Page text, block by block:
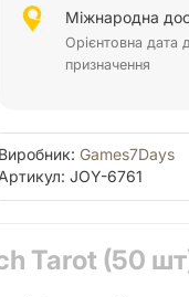
Міжнародна
Орієнтовна дата
призначення
Виробник: Games7Days
Артикул: JOY-6761
Tarot (50